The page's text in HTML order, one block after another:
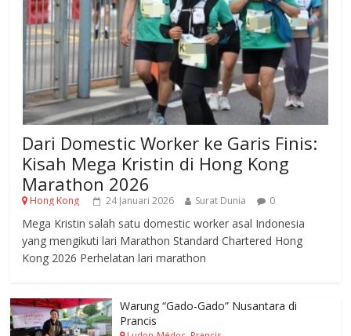
Dari Domestic Worker ke Garis Finis:
Kisah Mega Kristin di Hong Kong
Marathon 2026
Hong Kong 24 Januari 2026 Surat Dunia 0
Mega Kristin salah satu domestic worker asal Indonesia
yang mengikuti lari Marathon Standard Chartered Hong
Kong 2026 Perhelatan lari marathon
Warung “Gado-Gado” Nusantara di
Prancis